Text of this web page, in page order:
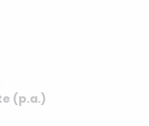
(p.a.)